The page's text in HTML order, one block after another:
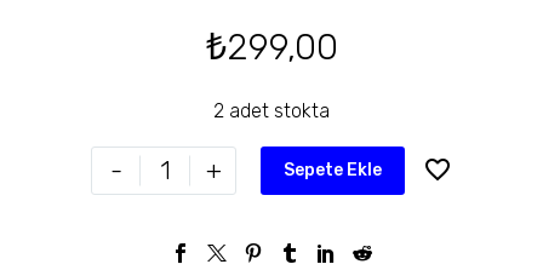
₺299,00
2 adet stokta
- + Sepete Ekle